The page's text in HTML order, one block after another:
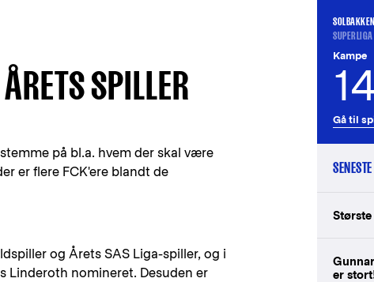
SPILLER
på bl.a. hvem der skal være
er flere FCK'ere blandt de
og Årets SAS Liga-spiller, og i
Linderoth nomineret. Desuden er
SOLBAKKEN
SUPERLIGA
Kampe
Gå til
er